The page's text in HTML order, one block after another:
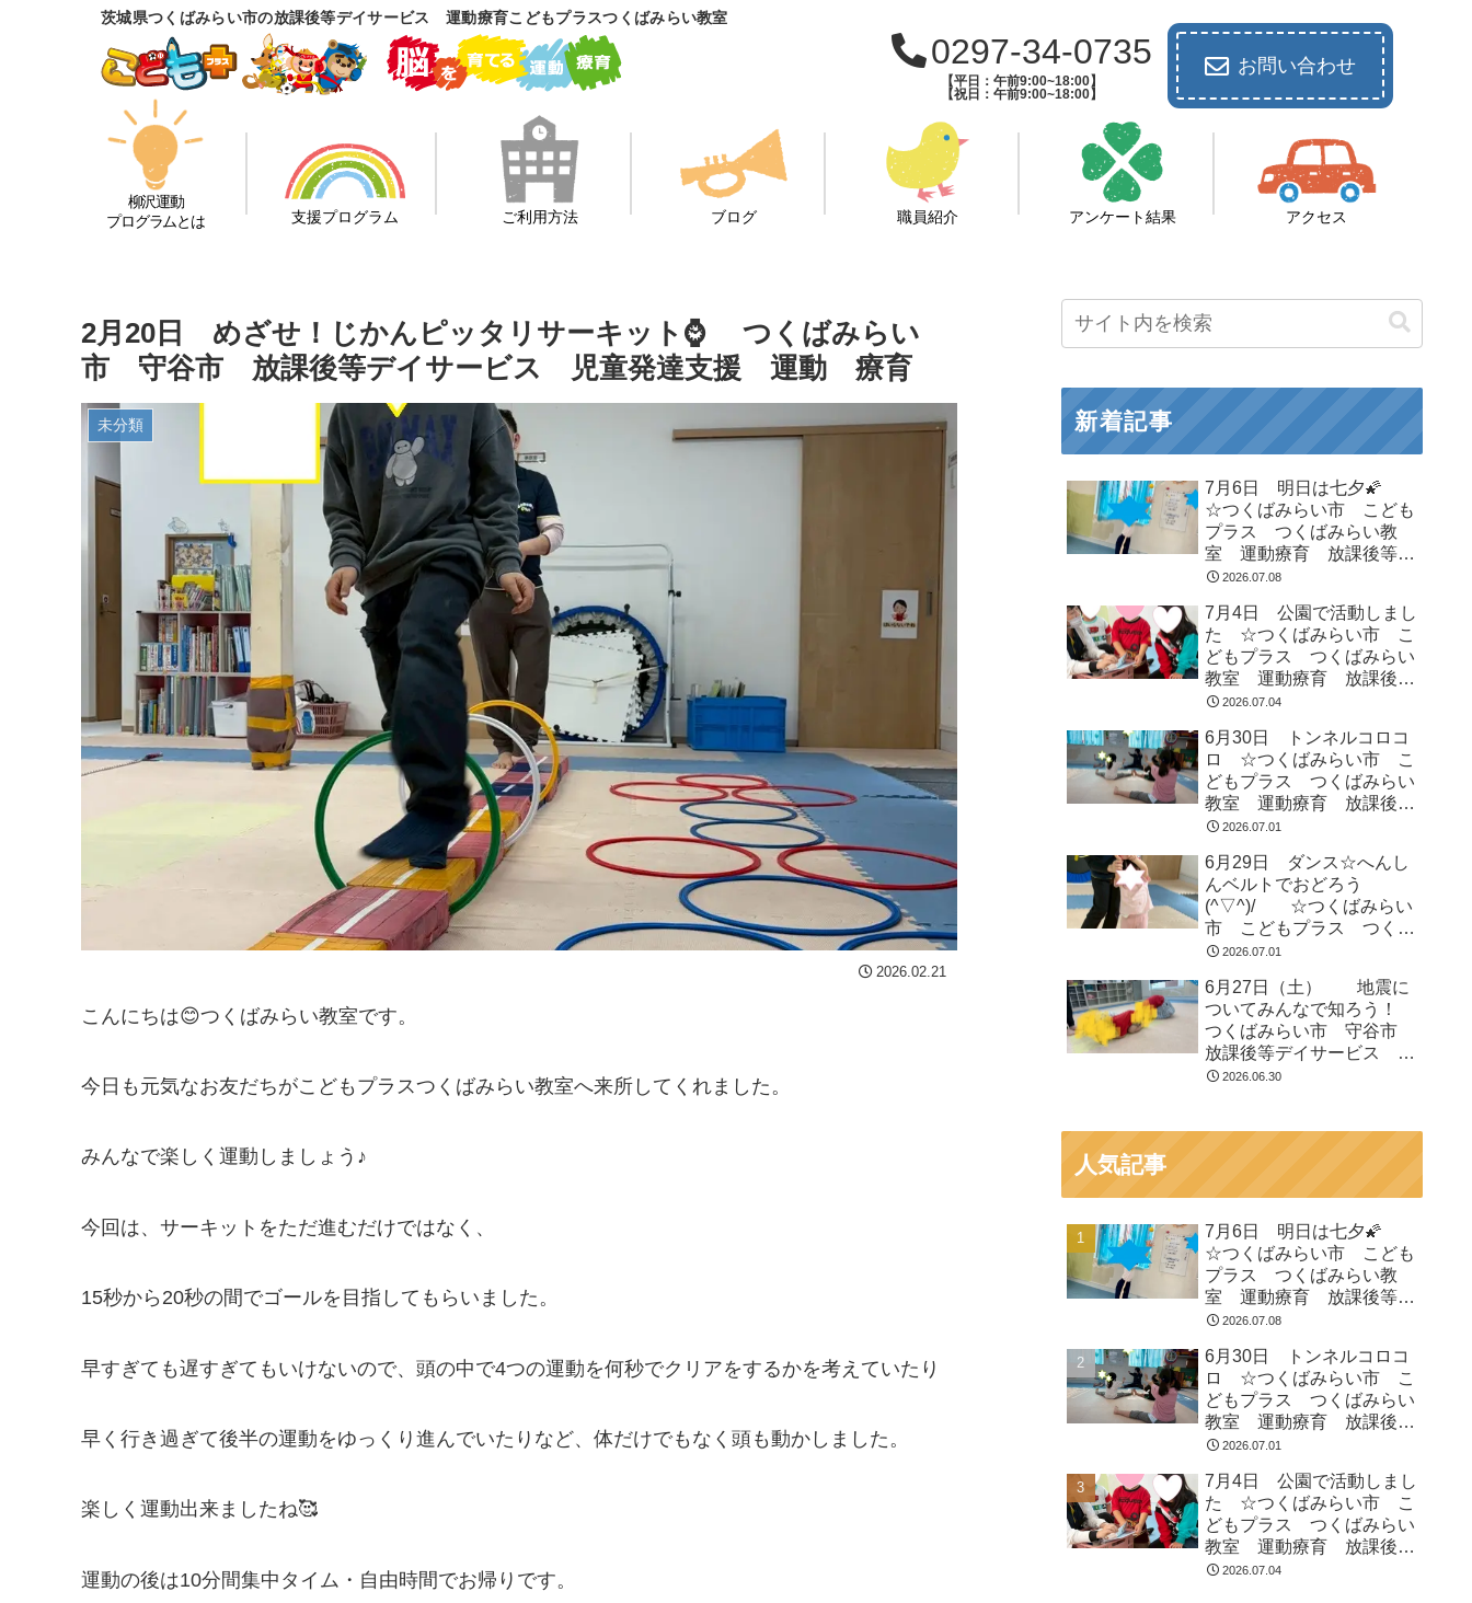
茨城県つくばみらい市の放課後等デイサービス 運動療育こどもプラスつくばみらい教室
0297-34-0735
【平日：午前9:00~18:00】
【祝日：午前9:00~18:00】
お問い合わせ
柳沢運動
プログラムとは
支援プログラム ご利用方法 ブログ 職員紹介 アンケート結果 アクセス
2月20日 めざせ！じかんピッタリサーキット⌚ つくばみらい
市 守谷市 放課後等デイサービス 児童発達支援 運動 療育
未分類
2026.02.21
こんにちは😊つくばみらい教室です。
今日も元気なお友だちがこどもプラスつくばみらい教室へ来所してくれました。
みんなで楽しく運動しましょう♪
今回は、サーキットをただ進むだけではなく、
15秒から20秒の間でゴールを目指してもらいました。
早すぎても遅すぎてもいけないので、頭の中で4つの運動を何秒でクリアをするかを考えていたり
早く行き過ぎて後半の運動をゆっくり進んでいたりなど、体だけでもなく頭も動かしました。
楽しく運動出来ましたね🥰
運動の後は10分間集中タイム・自由時間でお帰りです。
新着記事
7月6日 明日は七夕🌠
☆つくばみらい市 こども
プラス つくばみらい教
室 運動療育 放課後等デ
イサービス 発達支援 受
2026.07.08
7月4日 公園で活動しまし
た ☆つくばみらい市 こ
どもプラス つくばみらい
教室 運動療育 放課後等
デイサービス 発達支援
2026.07.04
6月30日 トンネルコロコ
ロ ☆つくばみらい市 こ
どもプラス つくばみらい
教室 運動療育 放課後等
デイサービス 発達支援
2026.07.01
6月29日 ダンス☆へんし
んベルトでおどろう
(^▽^)/ ☆つくばみらい
市 こどもプラス つくば
みらい教室 運動療育 運
等デイサービス 受給者証
2026.07.01
6月27日（土） 地震に
ついてみんなで知ろう！
つくばみらい市 守谷市
放課後等デイサービス 運
動遊び 療育 受給者証
2026.06.30
人気記事
7月6日 明日は七夕🌠
☆つくばみらい市 こども
プラス つくばみらい教
室 運動療育 放課後等デ
イサービス 発達支援 受
2026.07.08
6月30日 トンネルコロコ
ロ ☆つくばみらい市 こ
どもプラス つくばみらい
教室 運動療育 放課後等
デイサービス 発達支援
2026.07.01
7月4日 公園で活動しまし
た ☆つくばみらい市 こ
どもプラス つくばみらい
教室 運動療育 放課後等
デイサービス 発達支援
2026.07.04